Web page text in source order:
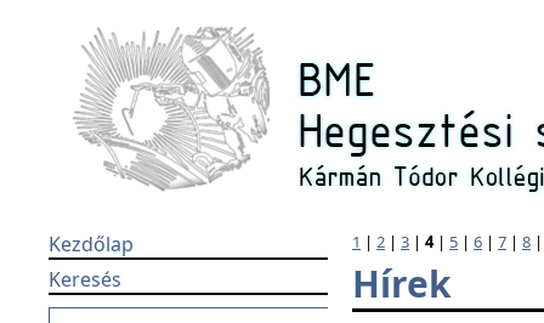
Kezdőlap
Keresés
1 | 2 | 3 | 4| 5 | 6 | 7 | 8
Hírek